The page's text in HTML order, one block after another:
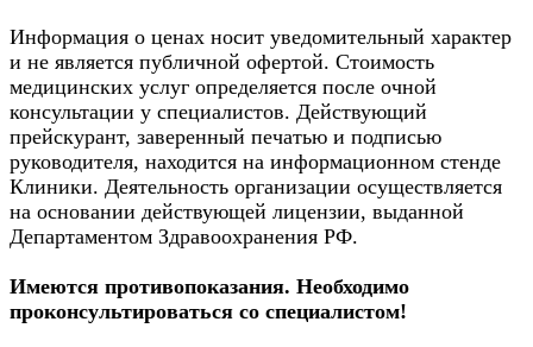
Информация о ценах носит уведомительный характер
и не является публичной офертой. Стоимость
медицинских услуг определяется после очной
консультации у специалистов. Действующий
прейскурант, заверенный печатью и подписью
руководителя, находится на информационном стенде
Клиники. Деятельность организации осуществляется
на основании действующей лицензии, выданной
Департаментом Здравоохранения РФ.
Имеются противопоказания. Необходимо
проконсультироваться со специалистом!